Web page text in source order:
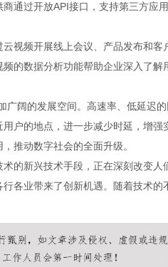
通过开放API接口，支持第三方应
视频开展线上会议、产品发布和客
的数据分析功能帮助企业深入了解
阔的发展空间。高速率、低延迟
户的地点，进一步减少时延，增强
推动数字社会的全面升级。
的新兴技术手段，正在深刻改变人
各业带来了创新机遇。随着技术的